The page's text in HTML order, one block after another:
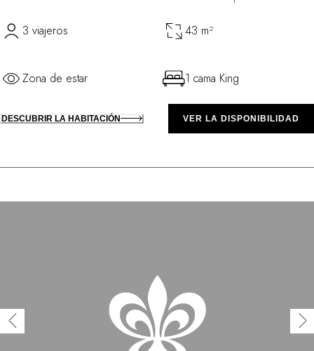
3 viajeros 43 m²
Zona de estar 1 cama King
DESCUBRIR LA HABITACIÓN VER LA DISPONIBILIDAD